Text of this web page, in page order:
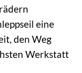
eine
den Weg
Werkstatt